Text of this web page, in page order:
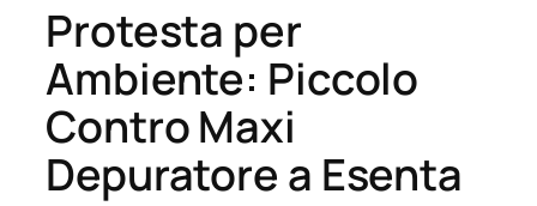
Protesta per
Ambiente: Piccolo
Contro Maxi
Depuratore a Esenta